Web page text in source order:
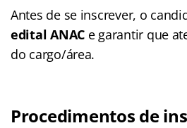
Antes de se inscrever, o
edital ANAC e garantir que
do cargo/área.
Procedimentos de